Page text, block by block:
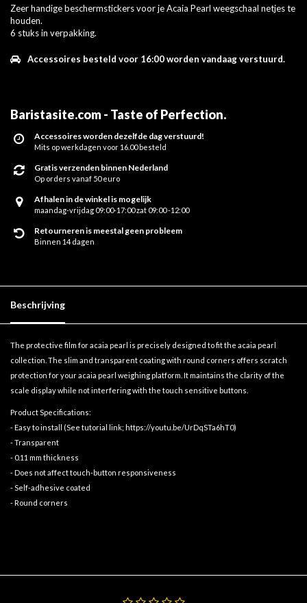
Zeer handige beschermstickers voor je Acaia Pearl weegschaal netjes te
houden.
6 stuks in verpakking.
Accessoires besteld voor 16:00 worden vandaag verstuurd.
Baristasite.com - Taste of Perfection.
Accessoires worden dezelfde dag verstuurd!
Mits op werkdagen voor 16.00 besteld
Gratis verzenden binnen Nederland
Op orders vanaf 50 euro
Afhalen in de winkel is mogelijk
maandag-vrijdag 09:00-17:00 zat 09:00 -12:00
Retourneren is meestal geen probleem
Binnen 14 dagen
Beschrijving
The protective film for acaia pearl is precisely designed to fit the acaia pearl
collection. The slim and transparent coating with round corners offers scratch
protection for your acaia pearl weighing platform. It maintains the clarity of the
scale display while not interfering with the touch sensitive buttons.
Product Specifications:
- Easy to install (See tutorial link; https://youtu.be/UrDqSTa6hT0)
- Transparent
- 0.11 mm thickness
- Does not affect touch-button responsiveness
- Self-adhesive coated
- Round corners